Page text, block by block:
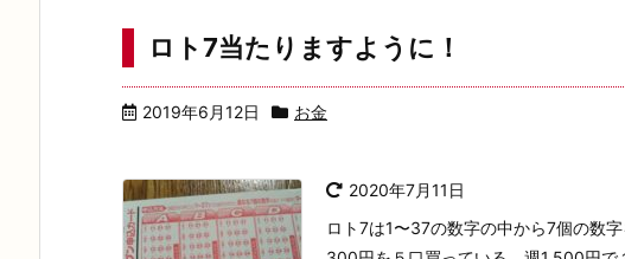
ロト7当たりますように！
2019年6月12日 お金
2020年7月11日
ロト7は1〜37の数字の中から7個の数